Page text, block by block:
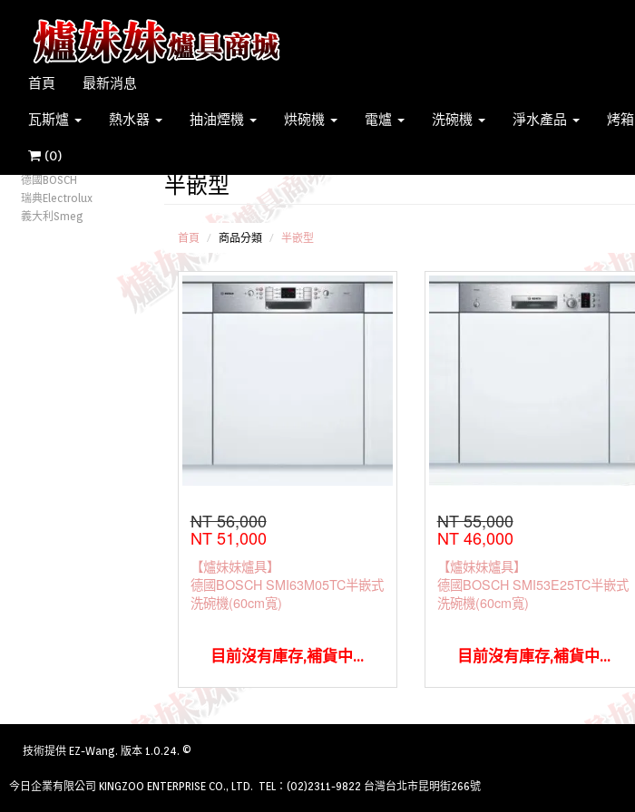
首頁 最新消息
瓦斯爐 熱水器 抽油煙機 烘碗機 電爐 洗碗機 淨水產品 烤箱
(0)
德國BOSCH
瑞典Electrolux
義大利Smeg
半嵌型
首頁 商品分類 半嵌型
NT 56,000
NT 51,000
【爐妹妹爐具】
德國BOSCH SMI63M05TC半嵌式
洗碗機(60cm寬)
目前沒有庫存,補貨中...
NT 55,000
NT 46,000
【爐妹妹爐具】
德國BOSCH SMI53E25TC半嵌式
洗碗機(60cm寬)
目前沒有庫存,補貨中...
技術提供 EZ-Wang. 版本 1.0.24. ©
今日企業有限公司 KINGZOO ENTERPRISE CO., LTD. TEL：(02)2311-9822 台灣台北市昆明街266號